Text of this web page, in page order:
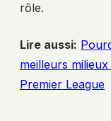
rôle.
Lire aussi:
meilleurs
Premier League